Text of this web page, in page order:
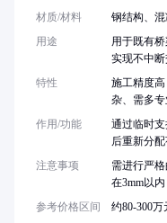
材质/材料
钢结构、
用途
用于既有
实现不中断
特性
施工精度
杂、需多专
作用/功能
通过临时
后重新分配
注意事项
需进行严
在3mm以
参考价格区间
约80-300万